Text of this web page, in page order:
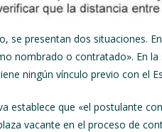
se presentan dos situaciones.
nombrado o contratado». En
ningún vínculo previo con el
establece que «el postulante
vacante en el proceso de